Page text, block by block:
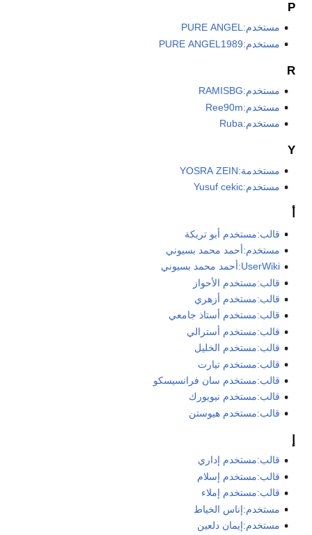
P
مستخدم:PURE ANGEL
مستخدم:PURE ANGEL1989
R
مستخدم:RAMISBG
مستخدم:Ree90m
مستخدم:Ruba
Y
مستخدمة:YOSRA ZEIN
مستخدم:Yusuf cekic
قالب:مستخدم أبو تريكة
مستخدم:أحمد محمد بسيوني
UserWiki:أحمد محمد بسيوني
قالب:مستخدم الأحواز
قالب:مستخدم أزهري
قالب:مستخدم أستاذ جامعي
قالب:مستخدم أسترالي
قالب:مستخدم الخليل
قالب:مستخدم تيارت
قالب:مستخدم سان فرانسيسكو
قالب:مستخدم نيويورك
قالب:مستخدم هيوستن
إ
قالب:مستخدم إداري
قالب:مستخدم إسلام
قالب:مستخدم إملاء
مستخدم:إناس الخياط
مستخدم:إيمان دلعين